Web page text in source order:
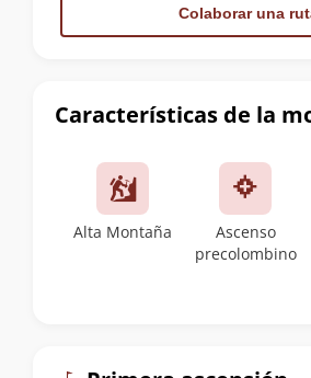
Características de la
Alta Montaña
Ascenso
precolombino
Colaborar una